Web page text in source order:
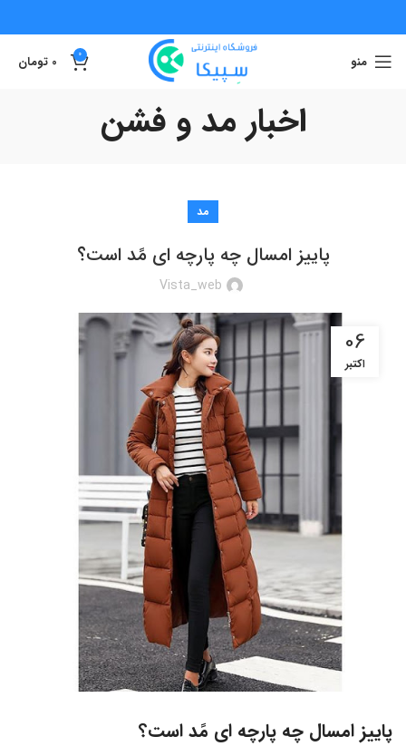
منو 0
0 تومان
اخبار مد و فشن
مد
پاییز امسال چه پارچه ای مًد است؟
Vista_web
06
اکتبر
پاییز امسال چه پارچه ای مًد است؟